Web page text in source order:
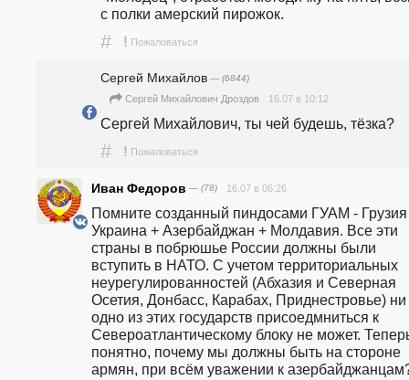
с полки амерский пирожок.
# ! Пожаловаться
Сергей Михайлов — (6844)
Сергей Михайлович Дроздов 16.07 в 10:12
Сергей Михайлович, ты чей будешь, тёзка?
# ! Пожаловаться
Иван Федоров — (78) 16.07 в 06:26
Помните созданный пиндосами ГУАМ - Грузия
Украина + Азербайджан + Молдавия. Все эти
страны в побрюшье России должны были
вступить в НАТО. С учетом территориальных
неурегулированностей (Абхазия и Северная
Осетия, Донбасс, Карабах, Приднестровье) ни
одно из этих государств присоедмниться к
Североатлантическому блоку не может.
понятно, почему мы должны быть на стороне
армян, при всём уважении к